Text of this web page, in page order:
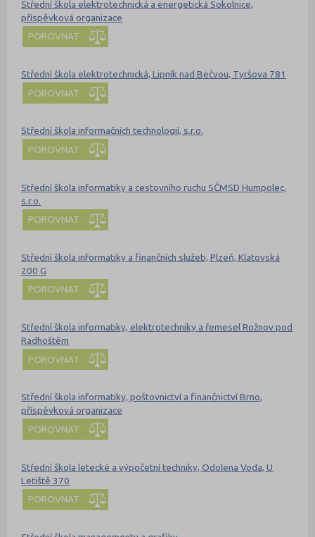
Střední škola elektrotechnická a energetická Sokolnice,
příspěvková organizace
POROVNAT
Střední škola elektrotechnická, Lipník nad Bečvou, Tyršova 781
POROVNAT
Střední škola informačních technologií, s.r.o.
POROVNAT
Střední škola informatiky a cestovního ruchu SČMSD Humpolec,
s.r.o.
POROVNAT
Střední škola informatiky a finančních služeb, Plzeň, Klatovská
200 G
POROVNAT
Střední škola informatiky, elektrotechniky a řemesel Rožnov pod
Radhoštěm
POROVNAT
Střední škola informatiky, poštovnictví a finančnictví Brno,
příspěvková organizace
POROVNAT
Střední škola letecké a výpočetní techniky, Odolena Voda, U
Letiště 370
POROVNAT